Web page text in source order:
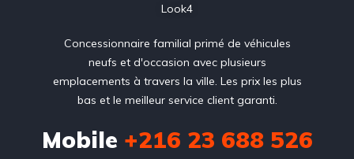
Look4
Concessionnaire familial primé de véhicules
neufs et d'occasion avec plusieurs
emplacements à travers la ville. Les prix les plus
bas et le meilleur service client garanti.
Mobile +216 23 688 526